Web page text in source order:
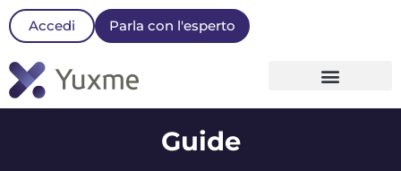
Accedi Parla con l'esperto
Guide